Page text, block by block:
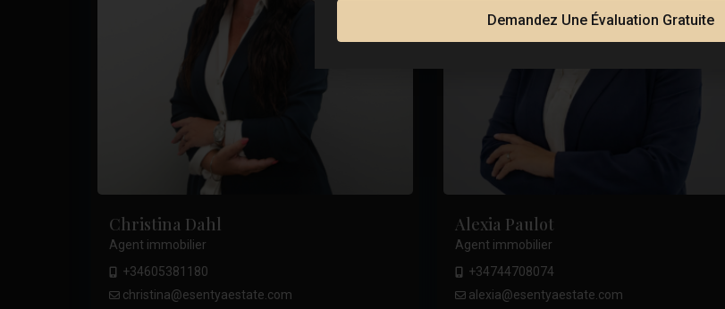
Christina Dahl
Agent immobilier
+34605381180
christina@esentyaestate.com
Alexia Paulot
Agent immobilier
+34744708074
alexia@esentyaestate.com
Demandez Une Évaluation Gratuite